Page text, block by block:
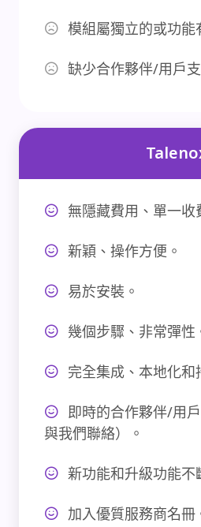
模組屬獨立的或功能
缺少合作夥伴/用戶支
無隱藏費用、單一收
新穎、操作方便。
易於安裝。
幾個步驟、非常彈性
完全集成、本地化和
即時的合作夥伴/用
與我們聯絡）。
新功能和升級功能不
加入優質服務商名冊